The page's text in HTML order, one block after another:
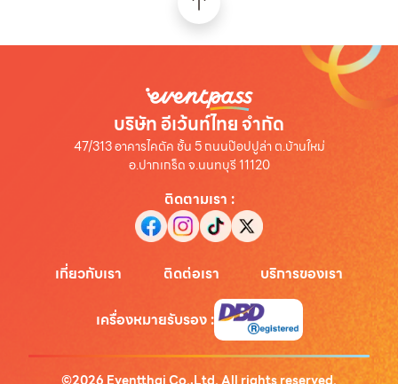
บริษัท อีเว้นท์ไทย จำกัด
47/313 อาคารไคตัค ชั้น 5 ถนนป๊อปปูล่า ต.บ้านใหม่
อ.ปากเกร็ด จ.นนทบุรี 11120
ติดตามเรา :
เกี่ยวกับเรา ติดต่อเรา บริการของเรา
เครื่องหมายรับรอง: